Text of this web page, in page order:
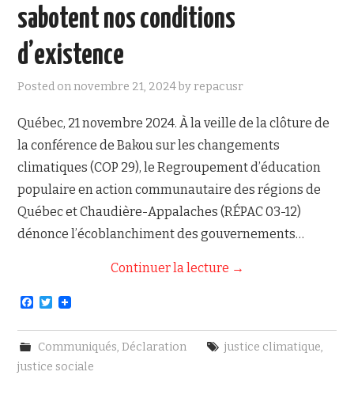
sabotent nos conditions
d’existence
Posted onnovembre 21, 2024byrepacusr
Québec, 21 novembre 2024. À la veille de la clôture de
la conférence de Bakou sur les changements
climatiques (COP 29), le Regroupement d’éducation
populaire en action communautaire des régions de
Québec et Chaudière-Appalaches (RÉPAC 03-12)
dénonce l’écoblanchiment des gouvernements…
Continuer la lecture →
F
c
e
b
o
T
i
t
e
Communiqués, Déclaration justice climatique,
justice sociale